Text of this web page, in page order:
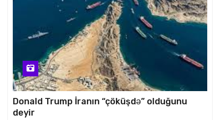
Donald Trump İranın “çöküşdə” olduğunu
deyir